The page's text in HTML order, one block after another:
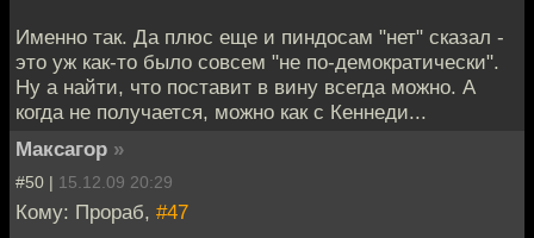
Именно так. Да плюс еще и пиндосам "нет" сказал -
это уж как-то было совсем "не по-демократически".
Ну а найти, что поставит в вину всегда можно. А
когда не получается, можно как с Кеннеди...
Максагор »
#50 | 15.12.09 20:29
Кому: Прораб, #47